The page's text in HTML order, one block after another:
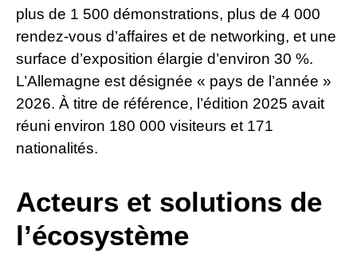
plus de 1 500 démonstrations, plus de 4 000
rendez-vous d’affaires et de networking, et une
surface d’exposition élargie d’environ 30 %.
L’Allemagne est désignée « pays de l’année »
2026. À titre de référence, l’édition 2025 avait
réuni environ 180 000 visiteurs et 171
nationalités.
Acteurs et solutions de
l’écosystème